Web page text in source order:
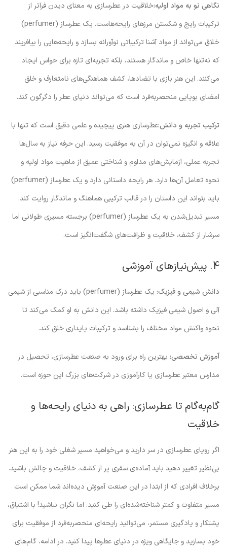
نگاهی نو به مواد اولیه:خلاقیت در عطرسازی به معنای دیدن فراتر از
ترکیبات رایج و شکستن مرزهای رایحه‌هاست. یک عطرساز (perfumer)
خلاق می‌تواند از مواد آشنا ترکیباتی نوآورانه بسازد و رایحه‌هایی را بیافریند
که نه‌تنها خاص و ماندگار هستند، بلکه تجربه‌ای تازه برای حواس ایجاد
می‌کنند. این هنر بازی با تضادها، کشف هماهنگی‌های نامتعارف و خلق
امضای بویایی منحصربه‌فرد است که می‌تواند دنیای عطر را دگرگون کند.
ترکیب تجربه و دانش:عطرسازی هنری پیچیده و علمی دقیق است که تنها با
علاقه و انگیزه نمی‌توان در آن به موفقیت رسید. این حرفه نیاز به سال‌ها
تجربه عملی، آزمایش‌های مداوم و شناختی عمیق از ماهیت مواد اولیه و
نحوه تعامل آن‌ها دارد. هر رایحه داستانی دارد و یک عطرساز (perfumer)
باید بتواند این داستان را در قالب ترکیبی هماهنگ و ماندگار روایت کند.
مسیر تبدیل‌شدن به یک عطرساز (perfumer) برجسته مسیری طولانی اما
سرشار از کشف، خلاقیت و ظرافت‌های شگفت‌انگیز است.
4. پیش‌نیازهای آموزشی
دانش شیمی و فیزیک:
یک عطرساز (perfumer) باید درک مناسبی از شیمی
آلی و اصول شیمی فیزیک داشته باشد. این دانش به او کمک می‌کند تا
نحوه واکنش مواد مختلف را بشناسد و ترکیبات پایداری خلق کند.
آموزش تخصصی: بهترین راه برای ورود به صنعت عطرسازی، تحصیل در
مدارس معتبر عطرسازی یا کارآموزی در شرکت‌های بزرگ این حوزه است.
گام‌به‌گام تا عطرسازی: راهی به دنیای رایحه‌ها و
خلاقیت
اگر رویای عطرسازی در سر دارید و می‌خواهید مسیر شغلی خود را به این هنر
بی‌نظیر تغییر دهید باید آماده‌ی سفری پر از کشف، خلاقیت و چالش باشید.
برخلاف افرادی که از ابتدا در این صنعت آموزش دیده‌اند شما ممکن است
مسیر متفاوت و کمتر شناخته‌شده‌ای را طی کنید. اما نگران نباشید! با اشتیاق،
پشتکار و یادگیری مستمر، می‌توانید رایحه‌ای منحصر‌به‌فرد از موفقیت برای
خود بسازید و جایگاهی ویژه در دنیای عطرها پیدا کنید. در ادامه، گام‌های